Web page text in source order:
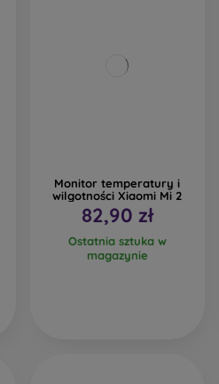
Monitor temperatury i
wilgotności Xiaomi Mi 2
82,90 zł
Ostatnia sztuka w
magazynie